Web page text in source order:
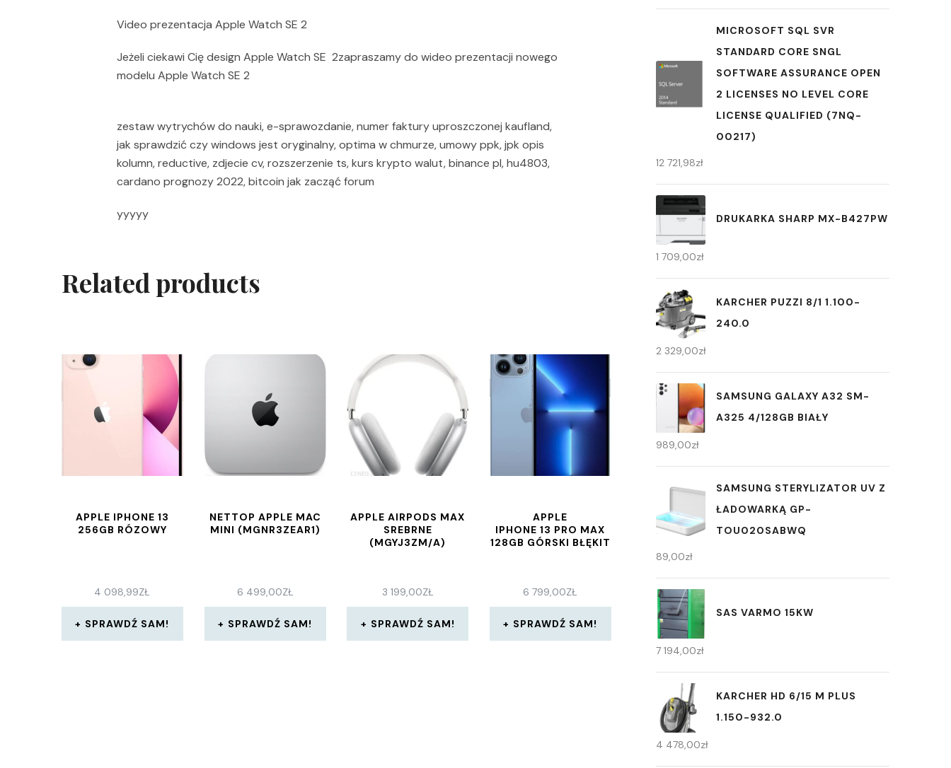
Video prezentacja Apple Watch SE 2
Jeżeli ciekawi Cię design Apple Watch SE 2zapraszamy do wideo prezentacji nowego
modelu Apple Watch SE 2
zestaw wytrychów do nauki, e-sprawozdanie, numer faktury uproszczonej kaufland,
jak sprawdzić czy windows jest oryginalny, optima w chmurze, umowy ppk, jpk opis
kolumn, reductive, zdjecie cv, rozszerzenie ts, kurs krypto walut, binance pl, hu4803,
cardano prognozy 2022, bitcoin jak zacząć forum
yyyyy
Related products
APPLE IPHONE 13
256GB RÓZOWY
4 098,99ZŁ
SPRAWDŹ SAM!
NETTOP APPLE MAC
MINI (MGNR3ZEAR1)
6 499,00ZŁ
SPRAWDŹ SAM!
APPLE AIRPODS MAX
SREBRNE
(MGYJ3ZM/A)
3 199,00ZŁ
SPRAWDŹ SAM!
APPLE
IPHONE 13 PRO MAX
128GB GÓRSKI BŁĘKIT
6 799,00ZŁ
SPRAWDŹ SAM!
MICROSOFT SQL SVR
STANDARD CORE SNGL
SOFTWARE ASSURANCE OPEN
2 LICENSES NO LEVEL CORE
LICENSE QUALIFIED (7NQ-
00217)
12 721,98zł
DRUKARKA SHARP MX-B427PW
1 709,00zł
KARCHER PUZZI 8/1 1.100-
240.0
2 329,00zł
SAMSUNG GALAXY A32 SM-
A325 4/128GB BIAŁY
989,00zł
SAMSUNG STERYLIZATOR UV Z
ŁADOWARKĄ GP-
TOU020SABWQ
89,00zł
SAS VARMO 15KW
7 194,00zł
KARCHER HD 6/15 M PLUS
1.150-932.0
4 478,00zł